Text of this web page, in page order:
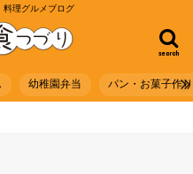
料理グルメブログ
search
幼稚園弁当 パン・お菓子作り